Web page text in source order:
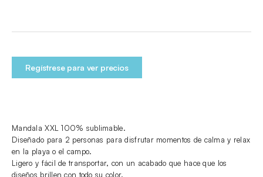
Regístrese para ver precios
Mandala XXL 100% sublimable.
Diseñado para 2 personas para disfrutar momentos de calma y relax
en la playa o el campo.
Ligero y fácil de transportar, con un acabado que hace que los
diseños brillen con todo su color.